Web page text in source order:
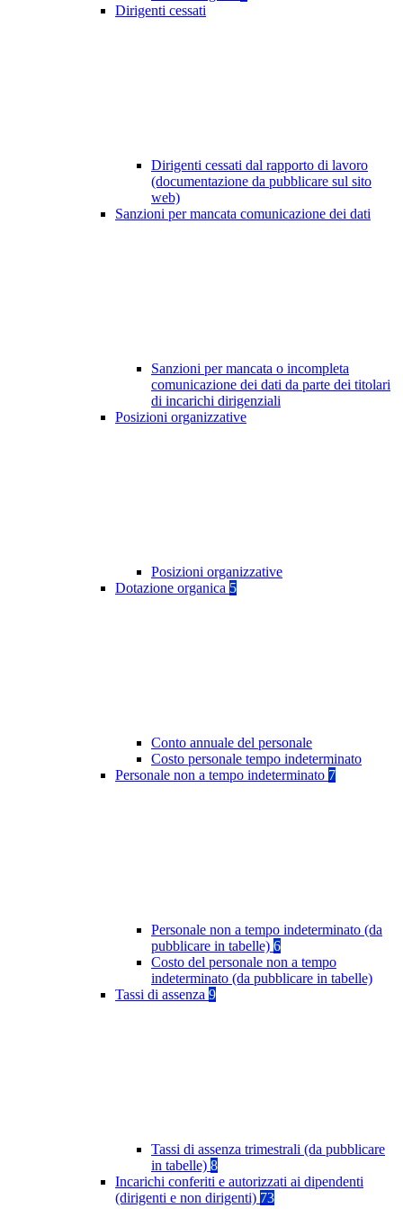
Dirigenti cessati
Dirigenti cessati dal rapporto di lavoro
(documentazione da pubblicare sul sito
web)
Sanzioni per mancata comunicazione dei dati
Sanzioni per mancata o incompleta
comunicazione dei dati da parte dei titolari
di incarichi dirigenziali
Posizioni organizzative
Posizioni organizzative
Dotazione organica 5
Conto annuale del personale
Costo personale tempo indeterminato
Personale non a tempo indeterminato 7
Personale non a tempo indeterminato (da
pubblicare in tabelle) 6
Costo del personale non a tempo
indeterminato (da pubblicare in tabelle)
Tassi di assenza 9
Tassi di assenza trimestrali (da pubblicare
in tabelle) 8
Incarichi conferiti e autorizzati ai dipendenti
(dirigenti e non dirigenti) 73